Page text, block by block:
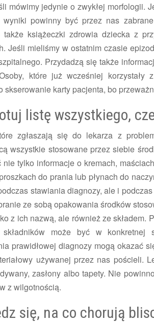
mówimy jedynie o zwykłej morfologii.
powinny być przez nas
także książeczki zdrowia dziecka z
Jeśli mieliśmy w ostatnim czasie
Przydadzą się także
które już wcześniej
skserowanie karty pacjenta, bo
listę wszystkiego,
zgłaszają się do lekarza z
wszystkie stosowane przez siebie
nie tylko informacje o kremach,
do prania lub płynach do
stawiania diagnozy, ale i
ze sobą opakowania środków
z ich nazwą, ale również ze
może być w konkretnej
prawidłowej diagnozy mogą okazać
używanej przez nas pościeli.
zasłony albo tapety. Nie
z wilgotnością.
się, na co chorują
DLA
PRZYGOTUJ CERĘ NA
SZALEŃSTWO!